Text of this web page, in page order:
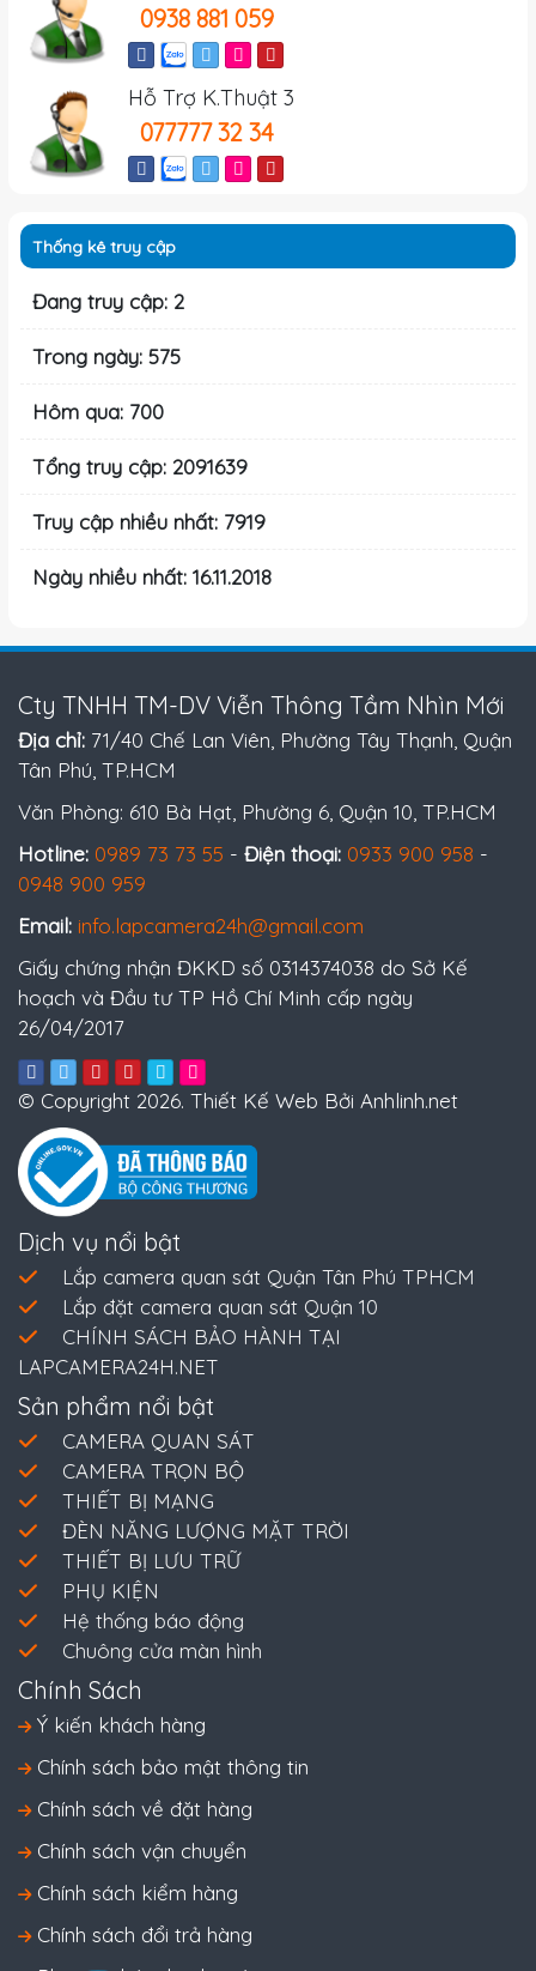
0938 881 059
Hỗ Trợ K.Thuật 3
077777 32 34
Thống kê truy cập
Đang truy cập: 2
Trong ngày: 575
Hôm qua: 700
Tổng truy cập: 2091639
Truy cập nhiều nhất: 7919
Ngày nhiều nhất: 16.11.2018
Cty TNHH TM-DV Viễn Thông Tầm Nhìn Mới
Địa chỉ: 71/40 Chế Lan Viên, Phường Tây Thạnh, Quận
Tân Phú, TP.HCM
Văn Phòng: 610 Bà Hạt, Phường 6, Quận 10, TP.HCM
Hotline: 0989 73 73 55 - Điện thoại: 0933 900 958 -
0948 900 959
Email: info.lapcamera24h@gmail.com
Giấy chứng nhận ĐKKD số 0314374038 do Sở Kế
hoạch và Đầu tư TP Hồ Chí Minh cấp ngày
26/04/2017
© Copyright 2026. Thiết Kế Web Bởi Anhlinh.net
Dịch vụ nổi bật
Lắp camera quan sát Quận Tân Phú TPHCM
Lắp đặt camera quan sát Quận 10
CHÍNH SÁCH BẢO HÀNH TẠI
LAPCAMERA24H.NET
Sản phẩm nổi bật
CAMERA QUAN SÁT
CAMERA TRỌN BỘ
THIẾT BỊ MẠNG
ĐÈN NĂNG LƯỢNG MẶT TRỜI
THIẾT BỊ LƯU TRỮ
PHỤ KIỆN
Hệ thống báo động
Chuông cửa màn hình
Chính Sách
Ý kiến khách hàng
Chính sách bảo mật thông tin
Chính sách về đặt hàng
Chính sách vận chuyển
Chính sách kiểm hàng
Chính sách đổi trả hàng